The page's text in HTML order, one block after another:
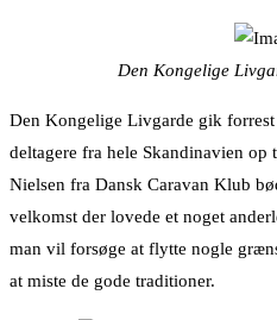
Den Kongelige
Den Kongelige Livgarde gik
deltagere fra hele Skandinavien op
Nielsen fra Dansk Caravan Klub
velkomst der lovede et noget
man vil forsøge at flytte nogle
at miste de gode traditioner.